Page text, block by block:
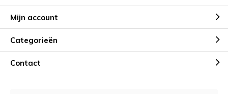
Mijn account
Categorieën
Contact